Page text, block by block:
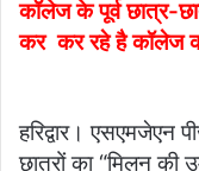
कॉलेज के पूर्व छात्र-
कर कर रहे है कॉलेज
हरिद्वार। एसएमजेएन
छात्रों का “मिलन